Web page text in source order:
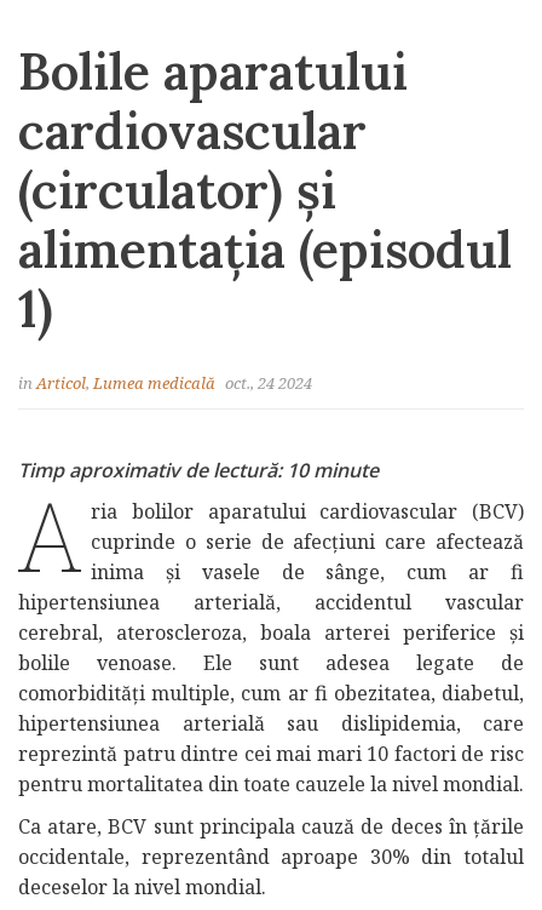
Bolile aparatului
cardiovascular
(circulator) și
alimentația (episodul
1)
inArticol,Lumea medicală oct., 24 2024
Timp aproximativ de lectură: 10 minute
A ria bolilor aparatului cardiovascular (BCV)
cuprinde o serie de afecțiuni care afectează
inima și vasele de sânge, cum ar fi
hipertensiunea arterială, accidentul vascular
cerebral, ateroscleroza, boala arterei periferice și
bolile venoase. Ele sunt adesea legate de
comorbidități multiple, cum ar fi obezitatea, diabetul,
hipertensiunea arterială sau dislipidemia, care
reprezintă patru dintre cei mai mari 10 factori de risc
pentru mortalitatea din toate cauzele la nivel mondial.
Ca atare, BCV sunt principala cauză de deces în țările
occidentale, reprezentând aproape 30% din totalul
deceselor la nivel mondial.